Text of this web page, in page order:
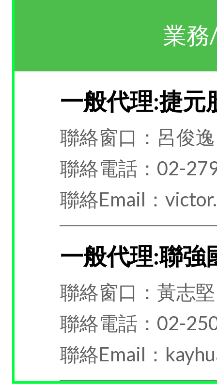
業務
一般代理:捷元
聯絡窗口：呂俊逸
聯絡電話：02-
聯絡Email：
一般代理:聯強
聯絡窗口：黃志堅
聯絡電話：02-
聯絡Email：